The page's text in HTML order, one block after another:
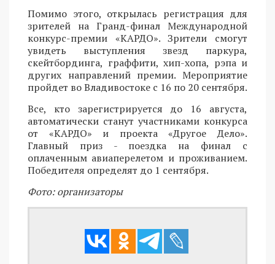
Помимо этого, открылась регистрация для
зрителей на Гранд-финал Международной
конкурс-премии «КАРДО». Зрители смогут
увидеть выступления звезд паркура,
скейтбординга, граффити, хип-хопа, рэпа и
других направлений премии. Мероприятие
пройдет во Владивостоке с 16 по 20 сентября.
Все, кто зарегистрируется до 16 августа,
автоматически станут участниками конкурса
от «КАРДО» и проекта «Другое Дело».
Главный приз - поездка на финал с
оплаченным авиаперелетом и проживанием.
Победителя определят до 1 сентября.
Фото: организаторы